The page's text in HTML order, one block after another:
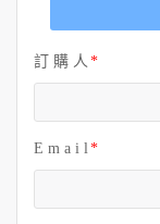
訂 購 人
E m a i l